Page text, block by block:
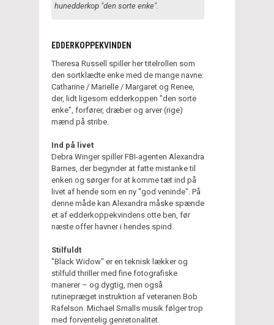
hunedderkop "den sorte enke".
EDDERKOPPEKVINDEN
Theresa Russell spiller her titelrollen som
den sortklædte enke med de mange navne:
Catharine / Marielle / Margaret og Renee,
der, lidt ligesom edderkoppen "den sorte
enke", forfører, dræber og arver (rige)
mænd på stribe.
Ind på livet
Debra Winger spiller FBI-agenten Alexandra
Barnes, der begynder at fatte mistanke til
enken og sørger for at komme tæt ind på
livet af hende som en ny "god veninde". På
denne måde kan Alexandra måske spænde
et af edderkoppekvindens otte ben, før
næste offer havner i hendes spind.
Stilfuldt
"Black Widow" er en teknisk lækker og
stilfuld thriller med fine fotografiske
manerer – og dygtig, men også
rutinepræget instruktion af veteranen Bob
Rafelson. Michael Smalls musik følger trop
med forventelig genretonalitet.